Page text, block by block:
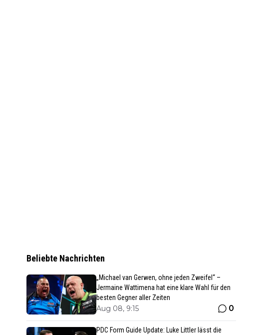
Beliebte Nachrichten
„Michael van Gerwen, ohne jeden Zweifel“ –
Jermaine Wattimena hat eine klare Wahl für den
besten Gegner aller Zeiten
Aug 08, 9:15 0
PDC Form Guide Update: Luke Littler lässt die